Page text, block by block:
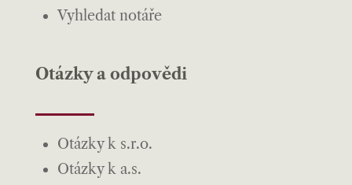
Vyhledat notáře
Otázky a odpovědi
Otázky k s.r.o.
Otázky k a.s.